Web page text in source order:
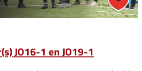
JO16-1 en JO19-1